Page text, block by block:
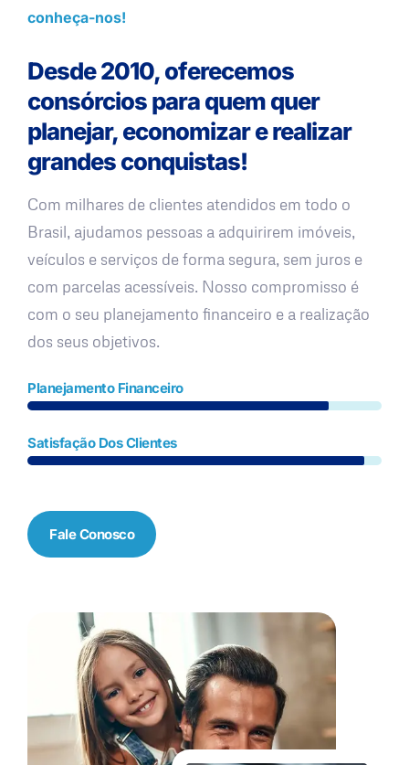
conheça-nos!
Desde 2010, oferecemos
consórcios para quem quer
planejar, economizar e realizar
grandes conquistas!
Com milhares de clientes atendidos em todo o
Brasil, ajudamos pessoas a adquirirem imóveis,
veículos e serviços de forma segura, sem juros e
com parcelas acessíveis. Nosso compromisso é
com o seu planejamento financeiro e a realização
dos seus objetivos.
Planejamento Financeiro
Satisfação Dos Clientes
Fale Conosco